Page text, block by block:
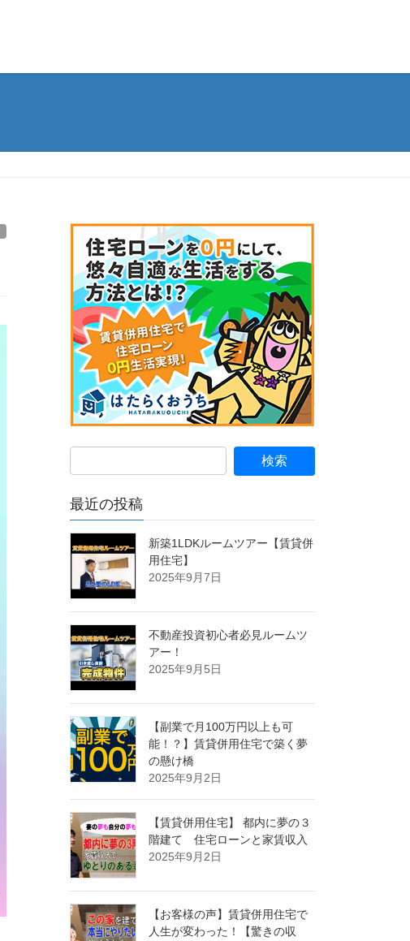
最近の投稿
新築1LDKルームツアー【賃貸併
用住宅】
2025年9月7日
不動産投資初心者必見ルームツ
アー！
2025年9月5日
【副業で月100万円以上も可
能！？】賃貸併用住宅で築く夢
の懸け橋
2025年9月2日
【賃貸併用住宅】 都内に夢の３
階建て 住宅ローンと家賃収入
2025年9月2日
【お客様の声】賃貸併用住宅で
人生が変わった！【驚きの収